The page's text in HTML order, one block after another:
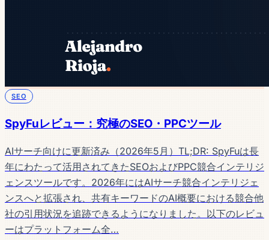
SEO
SpyFuレビュー：究極のSEO・PPCツール
AIサーチ向けに更新済み（2026年5月）TL;DR: SpyFuは長
年にわたって活用されてきたSEOおよびPPC競合インテリジ
ェンスツールです。2026年にはAIサーチ競合インテリジェ
ンスへと拡張され、共有キーワードのAI概要における競合他
社の引用状況を追跡できるようになりました。以下のレビュ
ーはプラットフォーム全…